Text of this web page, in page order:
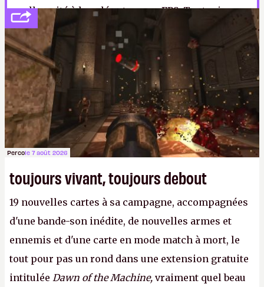
quelle unité à la volée et en vue FPS. Tant mieux,
ça demandera moins de taf pour transformer le
jeu en battle .I.
Percole 7 août 2026
toujours vivant, toujours debout
19 nouvelles cartes à sa campagne, accompagnées
d'une bande-son inédite, de nouvelles armes et
ennemis et d'une carte en mode match à mort, le
tout pour pas un rond dans une extension gratuite
intitulée Dawn of the Machine, vraiment quel beau